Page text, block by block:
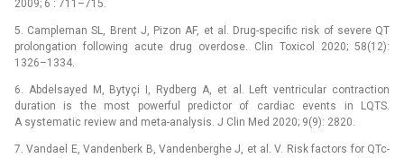
2009; 6 : 711–715.
5. Campleman SL, Brent J, Pizon AF, et al. Drug-specific risk of severe QT
prolongation following acute drug overdose. Clin Toxicol 2020; 58(12):
1326–1334.
6. Abdelsayed M, Bytyçi I, Rydberg A, et al. Left ventricular contraction
duration is the most powerful predictor of cardiac events in LQTS.
A systematic review and meta-analysis. J Clin Med 2020; 9(9): 2820.
7. Vandael E, Vandenberk B, Vandenberghe J, et al. V. Risk factors for QTc-